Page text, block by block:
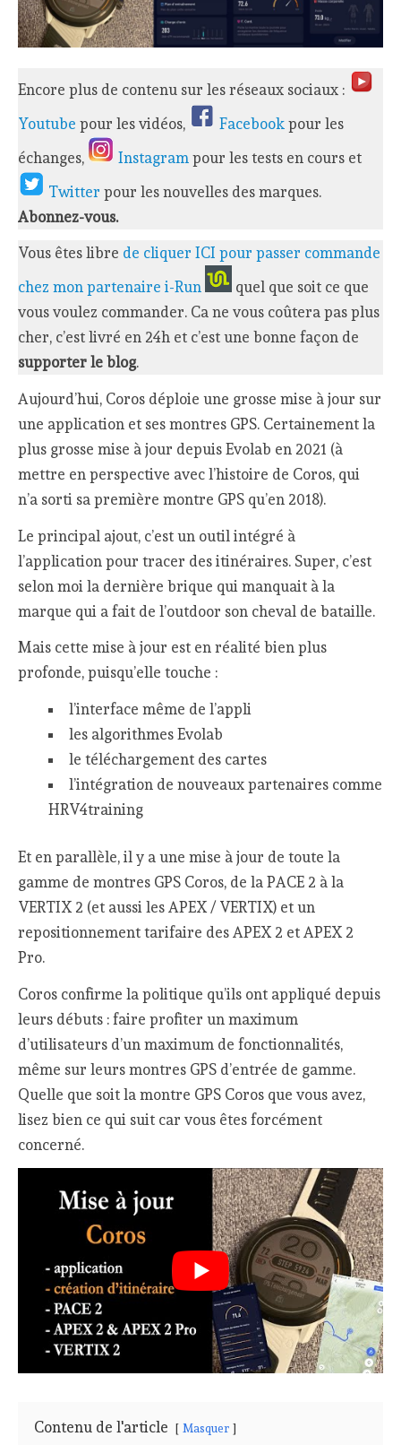
Encore plus de contenu sur les réseaux sociaux :
Youtube pour les vidéos, Facebookpour les
échanges,
Instagrampour les tests en cours et
Twitterpour les nouvelles des marques.
Abonnez-vous.
Vous êtes libre de cliquer ICI pour passer commande
chez mon partenaire i-Run
quel que soit ce que
vous voulez commander. Ca ne vous coûtera pas plus
cher, c’est livré en 24h et c’est une bonne façon de
supporter le blog.
Aujourd’hui, Coros déploie une grosse mise à jour sur
une application et ses montres GPS. Certainement la
plus grosse mise à jour depuis Evolab en 2021 (à
mettre en perspective avec l’histoire de Coros, qui
n’a sorti sa première montre GPS qu’en 2018).
Le principal ajout, c’est un outil intégré à
l’application pour tracer des itinéraires. Super, c’est
selon moi la dernière brique qui manquait à la
marque qui a fait de l’outdoor son cheval de bataille.
Mais cette mise à jour est en réalité bien plus
profonde, puisqu’elle touche :
l’interface même de l’appli
les algorithmes Evolab
le téléchargement des cartes
l’intégration de nouveaux partenaires comme
HRV4training
Et en parallèle, il y a une mise à jour de toute la
gamme de montres GPS Coros, de la PACE 2 à la
VERTIX 2 (et aussi les APEX / VERTIX) et un
repositionnement tarifaire des APEX 2 et APEX 2
Pro.
Coros confirme la politique qu’ils ont appliqué depuis
leurs débuts : faire profiter un maximum
d’utilisateurs d’un maximum de fonctionnalités,
même sur leurs montres GPS d’entrée de gamme.
Quelle que soit la montre GPS Coros que vous avez,
lisez bien ce qui suit car vous êtes forcément
concerné.
Contenu de l'article Masquer